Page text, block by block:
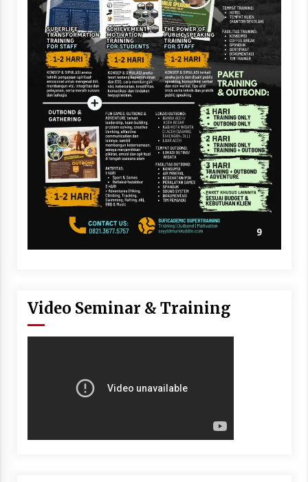
Video Seminar & Training